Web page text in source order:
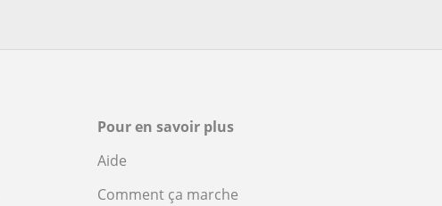
Pour en savoir plus
Aide
Comment ça marche